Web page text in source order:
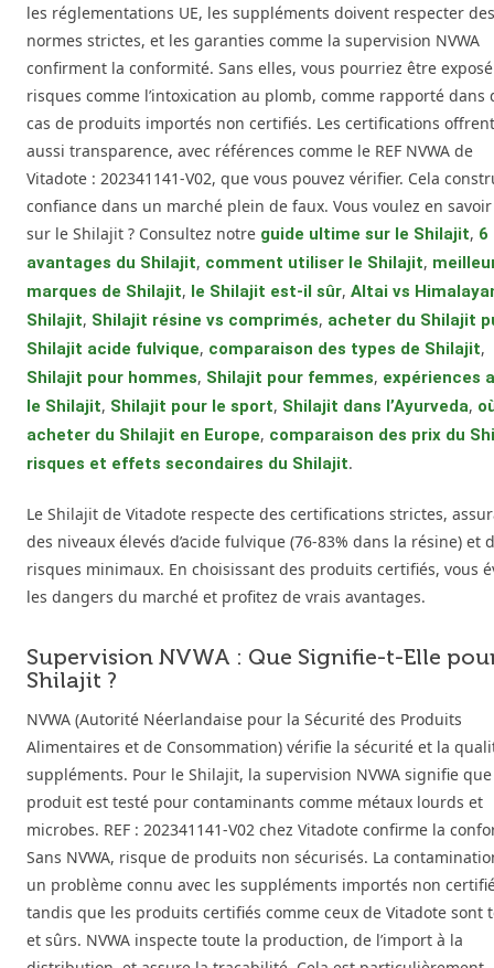
les réglementations UE, les suppléments doivent respecter des
normes strictes, et les garanties comme la supervision NVWA
confirment la conformité. Sans elles, vous pourriez être
risques comme l’intoxication au plomb, comme rapporté dans
cas de produits importés non certifiés. Les certifications offrent
aussi transparence, avec références comme le REF NVWA de
Vitadote : 202341141-V02, que vous pouvez vérifier. Cela
confiance dans un marché plein de faux. Vous voulez en
sur le Shilajit ? Consultez notre guide ultime sur le Shilajit, 6
avantages du Shilajit, comment utiliser le Shilajit,
marques de Shilajit, le Shilajit est-il sûr, Altai vs
Shilajit, Shilajit résine vs comprimés, acheter du Shilajit
Shilajit acide fulvique, comparaison des types de Shilajit,
Shilajit pour hommes, Shilajit pour femmes, expériences
le Shilajit, Shilajit pour le sport, Shilajit dans l’Ayurveda,
acheter du Shilajit en Europe, comparaison des prix du
risques et effets secondaires du Shilajit.
Le Shilajit de Vitadote respecte des certifications strictes,
des niveaux élevés d’acide fulvique (76-83% dans la résine) et
risques minimaux. En choisissant des produits certifiés, vous
les dangers du marché et profitez de vrais avantages.
Supervision NVWA : Que Signifie-t-Elle
Shilajit ?
NVWA (Autorité Néerlandaise pour la Sécurité des Produits
Alimentaires et de Consommation) vérifie la sécurité et la
suppléments. Pour le Shilajit, la supervision NVWA signifie
produit est testé pour contaminants comme métaux lourds et
microbes. REF : 202341141-V02 chez Vitadote confirme la
Sans NVWA, risque de produits non sécurisés. La
un problème connu avec les suppléments importés non
tandis que les produits certifiés comme ceux de Vitadote sont
et sûrs. NVWA inspecte toute la production, de l’import à la